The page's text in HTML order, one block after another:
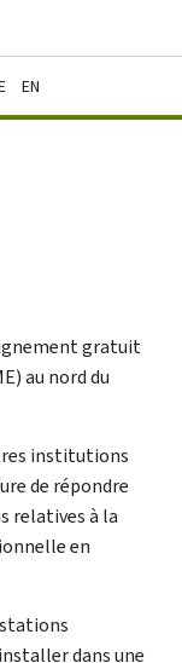
English
gratuit
au nord du
institutions
de répondre
relatives à la
en
dans une